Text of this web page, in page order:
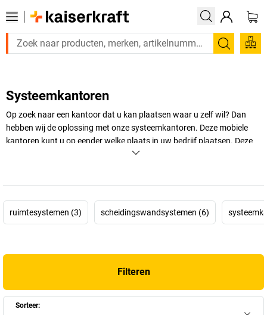
Zoeken
Systeemkantoren
Op zoek naar een kantoor dat u kan plaatsen waar u zelf wil? Dan
hebben wij de oplossing met onze systeemkantoren. Deze mobiele
kantoren kunt u op eender welke plaats in uw bedrijf plaatsen. Deze
verplaatsbare kantoren kunt u zonder problemen bij ons bestellen,
ruimtesystemen (3) scheidingswandsystemen (6)
Filteren
Sorteer: